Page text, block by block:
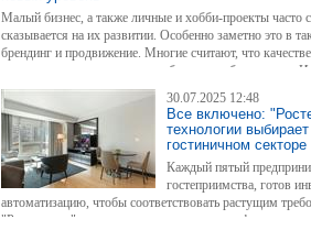
Малый бизнес, а также личные и хобби-проекты часто
сказывается на их развитии. Особенно заметно это в
брендинг и продвижение. Многие считают, что
только крупным компаниям с большими бюджетами.
возможности для роста и укрепления своих позиций на
30.07.2025 12:48
Все включено:
технологии
гостиничном секторе
Каждый пятый
гостеприимства, готов
автоматизацию, чтобы соответствовать растущим
"Ростелеком", проанализировав уровень цифровизации